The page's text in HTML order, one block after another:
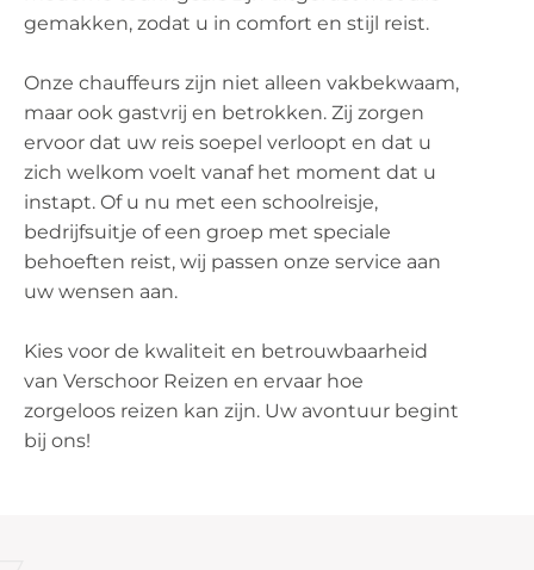
gemakken, zodat u in comfort en stijl reist.
Onze chauffeurs zijn niet alleen vakbekwaam,
maar ook gastvrij en betrokken. Zij zorgen
ervoor dat uw reis soepel verloopt en dat u
zich welkom voelt vanaf het moment dat u
instapt. Of u nu met een schoolreisje,
bedrijfsuitje of een groep met speciale
behoeften reist, wij passen onze service aan
uw wensen aan.
Kies voor de kwaliteit en betrouwbaarheid
van Verschoor Reizen en ervaar hoe
zorgeloos reizen kan zijn. Uw avontuur begint
bij ons!